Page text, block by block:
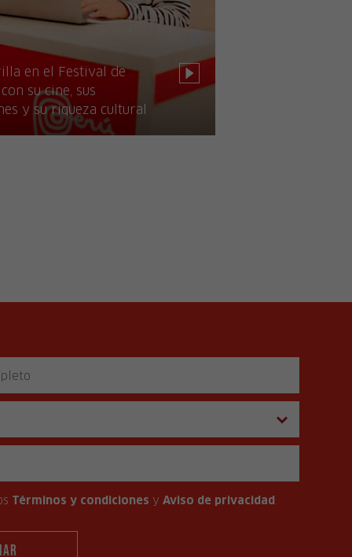
en el Festival de
su cine, sus
y su riqueza cultural
Términos y condiciones y Aviso de privacidad.